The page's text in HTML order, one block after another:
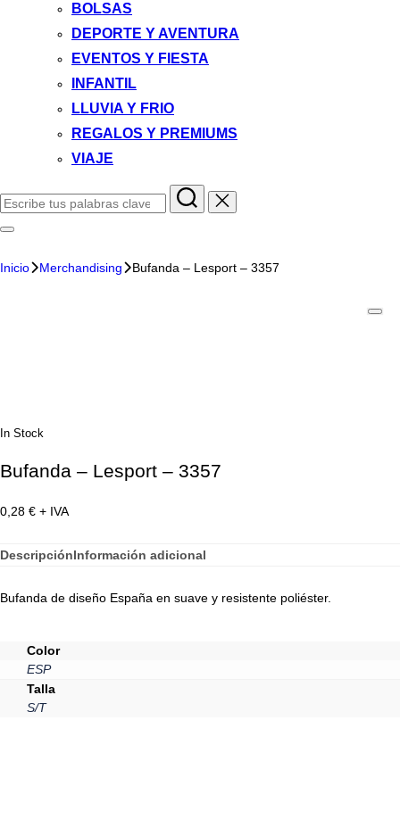
BOLSAS
DEPORTE Y AVENTURA
EVENTOS Y FIESTA
INFANTIL
LLUVIA Y FRIO
REGALOS Y PREMIUMS
VIAJE
Inicio Merchandising Bufanda – Lesport – 3357
In Stock
Bufanda – Lesport – 3357
0,28 € + IVA
DescripciónInformación adicional
Bufanda de diseño España en suave y resistente poliéster.
Color
ESP
Talla
S/T